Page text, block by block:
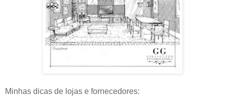
Minhas dicas de lojas e fornecedores: